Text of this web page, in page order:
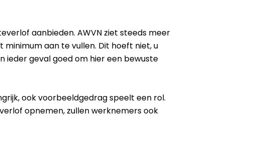
aanbieden. AWVN ziet steeds meer
aan te vullen. Dit hoeft niet, u
ieder geval goed om hier een bewuste
ook voorbeeldgedrag speelt een rol.
opnemen, zullen werknemers ook